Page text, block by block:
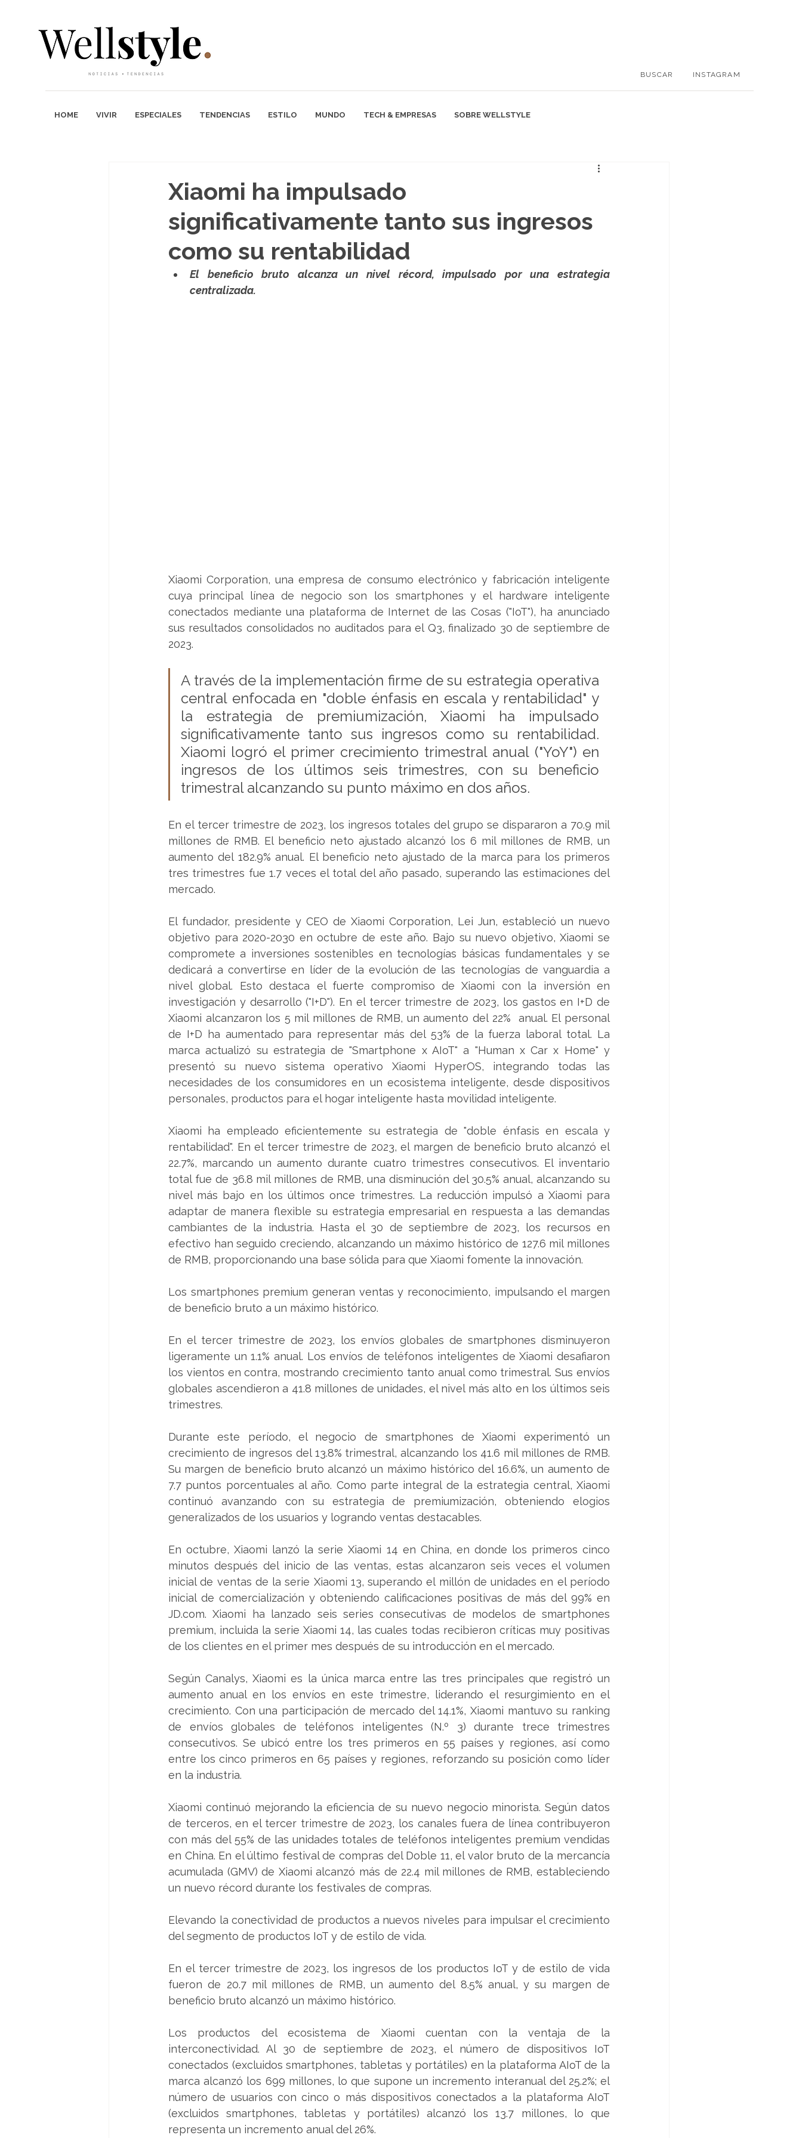
BUSCAR INSTAGRAM
HOME VIVIR ESPECIALES TENDENCIAS ESTILO MUNDO TECH & EMPRESAS SOBRE WELLSTYLE
Xiaomi ha impulsado
significativamente tanto sus ingresos
como su rentabilidad
El beneficio bruto alcanza un nivel récord, impulsado por una estrategia
centralizada.
Xiaomi Corporation, una empresa de consumo electrónico y fabricación inteligente
cuya principal línea de negocio son los smartphones y el hardware inteligente
conectados mediante una plataforma de Internet de las Cosas ("IoT"), ha anunciado
sus resultados consolidados no auditados para el Q3, finalizado 30 de septiembre de
2023.
A través de la implementación firme de su estrategia operativa
central enfocada en "doble énfasis en escala y rentabilidad" y
la estrategia de premiumización, Xiaomi ha impulsado
significativamente tanto sus ingresos como su rentabilidad.
Xiaomi logró el primer crecimiento trimestral anual ("YoY") en
ingresos de los últimos seis trimestres, con su beneficio
trimestral alcanzando su punto máximo en dos años.
En el tercer trimestre de 2023, los ingresos totales del grupo se dispararon a 70.9 mil
millones de RMB. El beneficio neto ajustado alcanzó los 6 mil millones de RMB, un
aumento del 182.9% anual. El beneficio neto ajustado de la marca para los primeros
tres trimestres fue 1.7 veces el total del año pasado, superando las estimaciones del
mercado.
El fundador, presidente y CEO de Xiaomi Corporation, Lei Jun, estableció un nuevo
objetivo para 2020-2030 en octubre de este año. Bajo su nuevo objetivo, Xiaomi se
compromete a inversiones sostenibles en tecnologías básicas fundamentales y se
dedicará a convertirse en líder de la evolución de las tecnologías de vanguardia a
nivel global. Esto destaca el fuerte compromiso de Xiaomi con la inversión en
investigación y desarrollo ("I+D"). En el tercer trimestre de 2023, los gastos en I+D de
Xiaomi alcanzaron los 5 mil millones de RMB, un aumento del 22%  anual. El personal
de I+D ha aumentado para representar más del 53% de la fuerza laboral total. La
marca actualizó su estrategia de "Smartphone x AIoT" a "Human x Car x Home" y
presentó su nuevo sistema operativo Xiaomi HyperOS, integrando todas las
necesidades de los consumidores en un ecosistema inteligente, desde dispositivos
personales, productos para el hogar inteligente hasta movilidad inteligente.
Xiaomi ha empleado eficientemente su estrategia de "doble énfasis en escala y
rentabilidad". En el tercer trimestre de 2023, el margen de beneficio bruto alcanzó el
22.7%, marcando un aumento durante cuatro trimestres consecutivos. El inventario
total fue de 36.8 mil millones de RMB, una disminución del 30.5% anual, alcanzando su
nivel más bajo en los últimos once trimestres. La reducción impulsó a Xiaomi para
adaptar de manera flexible su estrategia empresarial en respuesta a las demandas
cambiantes de la industria. Hasta el 30 de septiembre de 2023, los recursos en
efectivo han seguido creciendo, alcanzando un máximo histórico de 127.6 mil millones
de RMB, proporcionando una base sólida para que Xiaomi fomente la innovación.
Los smartphones premium generan ventas y reconocimiento, impulsando el margen
de beneficio bruto a un máximo histórico.
En el tercer trimestre de 2023, los envíos globales de smartphones disminuyeron
ligeramente un 1.1% anual. Los envíos de teléfonos inteligentes de Xiaomi desafiaron
los vientos en contra, mostrando crecimiento tanto anual como trimestral. Sus envíos
globales ascendieron a 41.8 millones de unidades, el nivel más alto en los últimos seis
trimestres.
Durante este período, el negocio de smartphones de Xiaomi experimentó un
crecimiento de ingresos del 13.8% trimestral, alcanzando los 41.6 mil millones de RMB.
Su margen de beneficio bruto alcanzó un máximo histórico del 16.6%, un aumento de
7.7 puntos porcentuales al año. Como parte integral de la estrategia central, Xiaomi
continuó avanzando con su estrategia de premiumización, obteniendo elogios
generalizados de los usuarios y logrando ventas destacables.
En octubre, Xiaomi lanzó la serie Xiaomi 14 en China, en donde los primeros cinco
minutos después del inicio de las ventas, estas alcanzaron seis veces el volumen
inicial de ventas de la serie Xiaomi 13, superando el millón de unidades en el período
inicial de comercialización y obteniendo calificaciones positivas de más del 99% en
JD.com. Xiaomi ha lanzado seis series consecutivas de modelos de smartphones
premium, incluida la serie Xiaomi 14, las cuales todas recibieron críticas muy positivas
de los clientes en el primer mes después de su introducción en el mercado.
Según Canalys, Xiaomi es la única marca entre las tres principales que registró un
aumento anual en los envíos en este trimestre, liderando el resurgimiento en el
crecimiento. Con una participación de mercado del 14.1%, Xiaomi mantuvo su ranking
de envíos globales de teléfonos inteligentes (N.º 3) durante trece trimestres
consecutivos. Se ubicó entre los tres primeros en 55 países y regiones, así como
entre los cinco primeros en 65 países y regiones, reforzando su posición como líder
en la industria.
Xiaomi continuó mejorando la eficiencia de su nuevo negocio minorista. Según datos
de terceros, en el tercer trimestre de 2023, los canales fuera de línea contribuyeron
con más del 55% de las unidades totales de teléfonos inteligentes premium vendidas
en China. En el último festival de compras del Doble 11, el valor bruto de la mercancía
acumulada (GMV) de Xiaomi alcanzó más de 22.4 mil millones de RMB, estableciendo
un nuevo récord durante los festivales de compras.
Elevando la conectividad de productos a nuevos niveles para impulsar el crecimiento
del segmento de productos IoT y de estilo de vida.
En el tercer trimestre de 2023, los ingresos de los productos IoT y de estilo de vida
fueron de 20.7 mil millones de RMB, un aumento del 8.5% anual, y su margen de
beneficio bruto alcanzó un máximo histórico.
Los productos del ecosistema de Xiaomi cuentan con la ventaja de la
interconectividad. Al 30 de septiembre de 2023, el número de dispositivos IoT
conectados (excluidos smartphones, tabletas y portátiles) en la plataforma AIoT de la
marca alcanzó los 699 millones, lo que supone un incremento interanual del 25.2%; el
número de usuarios con cinco o más dispositivos conectados a la plataforma AIoT
(excluidos smartphones, tabletas y portátiles) alcanzó los 13.7 millones, lo que
representa un incremento anual del 26%.